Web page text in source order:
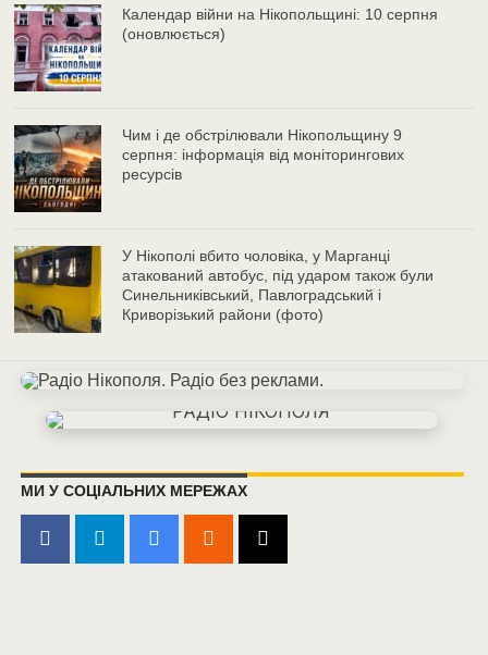
Календар війни на Нікопольщині: 10 серпня
(оновлюється)
Чим і де обстрілювали Нікопольщину 9
серпня: інформація від моніторингових
ресурсів
У Нікополі вбито чоловіка, у Марганці
атакований автобус, під ударом також були
Синельниківський, Павлоградський і
Криворізький райони (фото)
МИ У СОЦІАЛЬНИХ МЕРЕЖАХ